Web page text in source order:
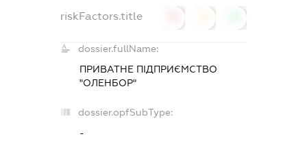
riskFactors.title
dossier.fullName:
ПРИВАТНЕ ПІДПРИЄМСТВО
"ОЛЕНБОР"
dossier.opfSubType:
-